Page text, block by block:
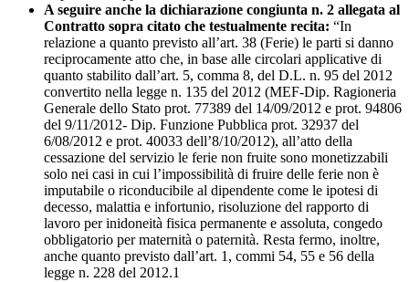
A seguire anche la dichiarazione congiunta n. 2 allegata al
Contratto sopra citato che testualmente recita: “In
relazione a quanto previsto all’art. 38 (Ferie) le parti si danno
reciprocamente atto che, in base alle circolari applicative di
quanto stabilito dall’art. 5, comma 8, del D.L. n. 95 del 2012
convertito nella legge n. 135 del 2012 (MEF-Dip. Ragioneria
Generale dello Stato prot. 77389 del 14/09/2012 e prot. 94806
del 9/11/2012- Dip. Funzione Pubblica prot. 32937 del
6/08/2012 e prot. 40033 dell’8/10/2012), all’atto della
cessazione del servizio le ferie non fruite sono monetizzabili
solo nei casi in cui l’impossibilità di fruire delle ferie non è
imputabile o riconducibile al dipendente come le ipotesi di
decesso, malattia e infortunio, risoluzione del rapporto di
lavoro per inidoneità fisica permanente e assoluta, congedo
obbligatorio per maternità o paternità. Resta fermo, inoltre,
anche quanto previsto dall’art. 1, commi 54, 55 e 56 della
legge n. 228 del 2012.1